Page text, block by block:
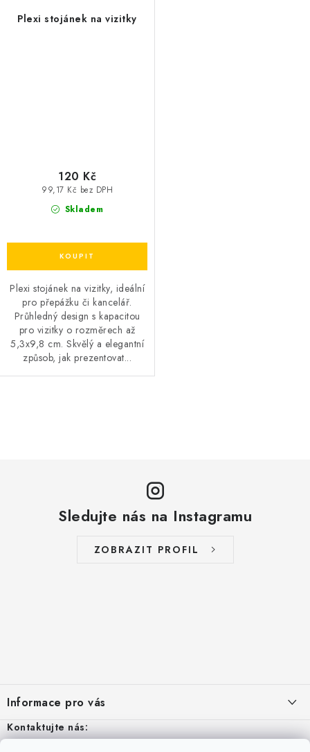
Plexi stojánek na vizitky
Skladem
99,17 Kč bez DPH
120 Kč
Plexi stojánek na vizitky, ideální
pro přepážku či kancelář.
Průhledný design s kapacitou
pro vizitky o rozměrech až
5,3x9,8 cm. Skvělý a elegantní
způsob, jak prezentovat...
i
s
u
Sledujte nás na Instagramu
ZOBRAZIT PROFIL
p
a
Informace pro vás
Aktuality
Kontaktujte nás: